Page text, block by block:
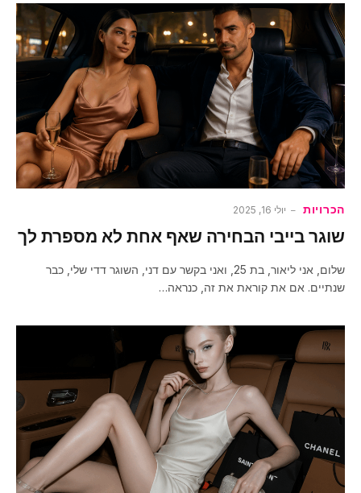
הכרויות יולי 16, 2025
שוגר בייבי הבחירה שאף אחת לא מספרת לך
שלום, אני ליאור, בת 25, ואני בקשר עם דני, השוגר דדי שלי, כבר
שנתיים. אם את קוראת את זה, כנראה…